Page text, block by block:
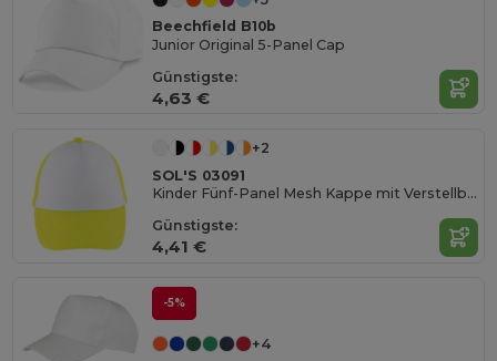
Beechfield B10b
Junior Original 5-Panel Cap
Günstigste:
4,63 €
+2
SOL'S 03091
Kinder Fünf-Panel Mesh Kappe mit Verstellbarem Verschluss
Günstigste:
4,41 €
-5%
+4